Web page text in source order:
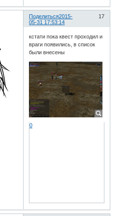
Поделиться 17
2015-
05-31 17:53:14
кстати пока квест проходил и
враги появились, в список
были внесены
0